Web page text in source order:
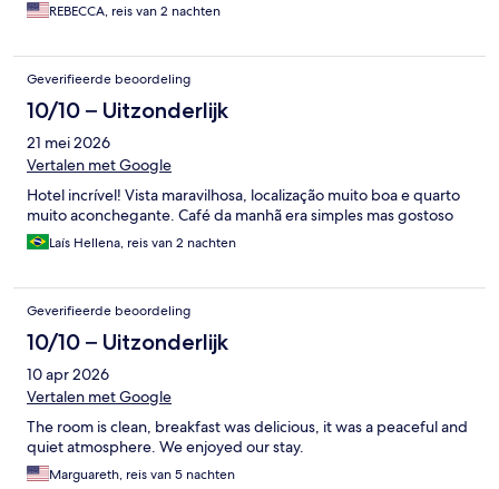
REBECCA, reis van 2 nachten
Geverifieerde beoordeling
10/10 – Uitzonderlijk
21 mei 2026
Vertalen met Google
Hotel incrível! Vista maravilhosa, localização muito boa e quarto
muito aconchegante. Café da manhã era simples mas gostoso
Laís Hellena, reis van 2 nachten
Geverifieerde beoordeling
10/10 – Uitzonderlijk
10 apr 2026
Vertalen met Google
The room is clean, breakfast was delicious, it was a peaceful and
quiet atmosphere. We enjoyed our stay.
Marguareth, reis van 5 nachten